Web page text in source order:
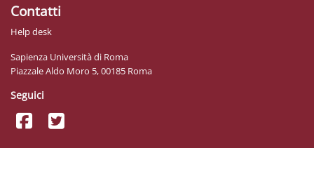
Contatti
Help desk
Sapienza Università di Roma
Piazzale Aldo Moro 5, 00185 Roma
Seguici